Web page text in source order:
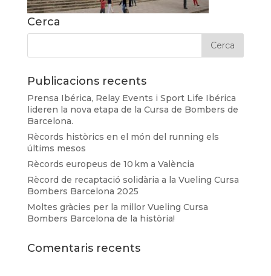
Cerca
Publicacions recents
Prensa Ibérica, Relay Events i Sport Life Ibérica
lideren la nova etapa de la Cursa de Bombers de
Barcelona.
Rècords històrics en el món del running els
últims mesos
Rècords europeus de 10 km a València
Rècord de recaptació solidària a la Vueling Cursa
Bombers Barcelona 2025
Moltes gràcies per la millor Vueling Cursa
Bombers Barcelona de la història!
Comentaris recents